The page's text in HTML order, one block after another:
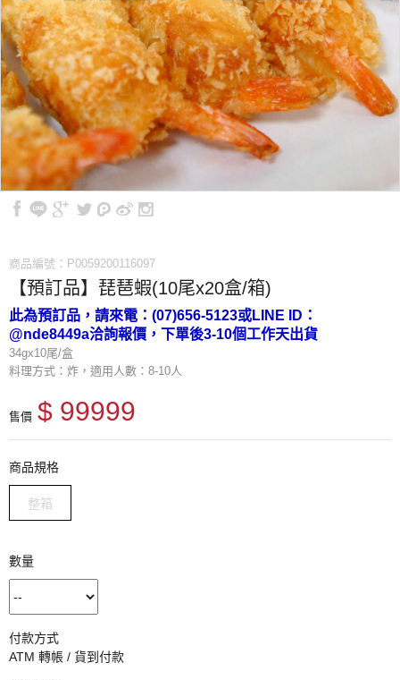
商品編號：P0059200116097
【預訂品】琵琶蝦(10尾x20盒/箱)
此為預訂品，請來電：(07)656-5123或LINE ID：
@nde8449a洽詢報價，下單後3-10個工作天出貨
34gx10尾/盒
料理方式：炸，適用人數：8-10人
售價 $ 99999
商品規格
整箱
數量
付款方式
ATM 轉帳 / 貨到付款